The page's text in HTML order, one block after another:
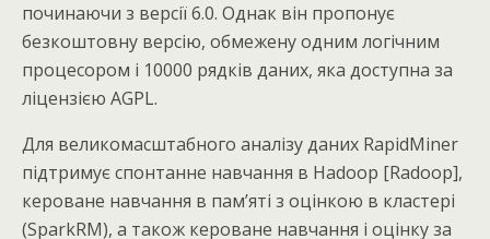
починаючи з версії 6.0. Однак він пропонує
безкоштовну версію, обмежену одним логічним
процесором і 10000 рядків даних, яка доступна за
ліцензією AGPL.
Для великомасштабного аналізу даних RapidMiner
підтримує спонтанне навчання в Hadoop [Radoop],
кероване навчання в пам’яті з оцінкою в кластері
(SparkRM), а також кероване навчання і оцінку за